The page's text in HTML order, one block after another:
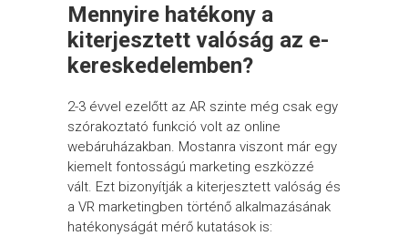
Mennyire hatékony a
kiterjesztett valóság az e-
kereskedelemben?
2-3 évvel ezelőtt az AR szinte még csak egy
szórakoztató funkció volt az online
webáruházakban. Mostanra viszont már egy
kiemelt fontosságú marketing eszközzé
vált. Ezt bizonyítják a kiterjesztett valóság és
a VR marketingben történő alkalmazásának
hatékonyságát mérő kutatások is: